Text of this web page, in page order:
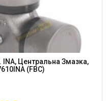
Центральна Змазка,
(FBC)